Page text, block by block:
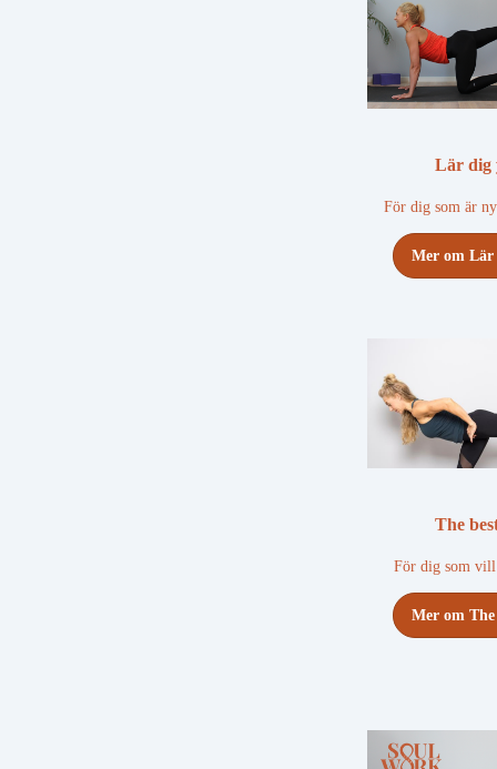
Lär dig
För dig som är
Mer om Lär
The
För dig som
Mer om The